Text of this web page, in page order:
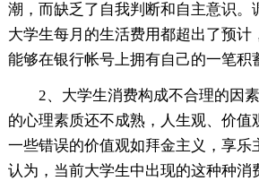
潮，而缺乏了自我判断和自主意识。
大学生每月的生活费用都超出了预计
能够在银行帐号上拥有自己的一笔积
2、大学生消费构成不合理的因素
的心理素质还不成熟，人生观、价值
一些错误的价值观如拜金主义，享乐
认为，当前大学生中出现的这种种消